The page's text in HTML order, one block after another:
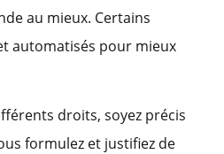
au mieux. Certains
automatisés pour mieux
droits, soyez précis
formulez et justifiez de